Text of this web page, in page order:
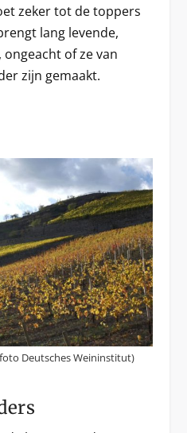
zeker tot de toppers
lang levende,
of ze van
zijn gemaakt.
Deutsches Weininstitut)